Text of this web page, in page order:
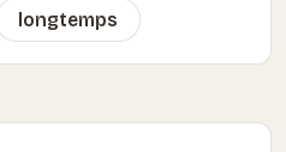
longtemps